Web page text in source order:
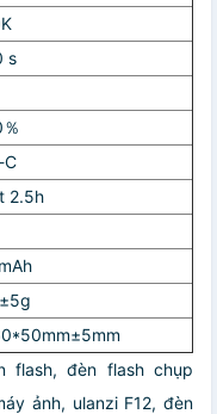
s
C
2.5h
đèn flash chụp
ảnh, ulanzi F12, đèn